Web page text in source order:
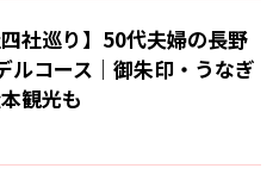
四社巡り】50代夫婦の長野
ルコース｜御朱印・うなぎ
観光も